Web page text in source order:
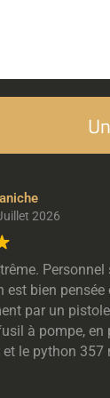
2026
Personnel
est bien pensée
par un
à pompe, en
le python 357